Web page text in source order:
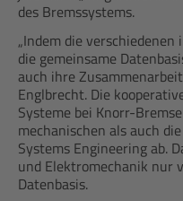
des Bremssystems.
„Indem die
die gemeinsame
auch ihre
Englbrecht. Die
Systeme bei Knorr-
mechanischen als auch
Systems Engineering ab.
und Elektromechanik nur
Datenbasis.